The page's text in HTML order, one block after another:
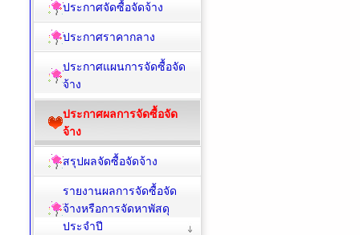
ประกาศจัดซื้อจัดจ้าง
ประกาศราคากลาง
ประกาศแผนการจัดซื้อจัด
จ้าง
ประกาศผลการจัดซื้อจัด
จ้าง
สรุปผลจัดซื้อจัดจ้าง
รายงานผลการจัดซื้อจัด
จ้างหรือการจัดหาพัสดุ
ประจำปี